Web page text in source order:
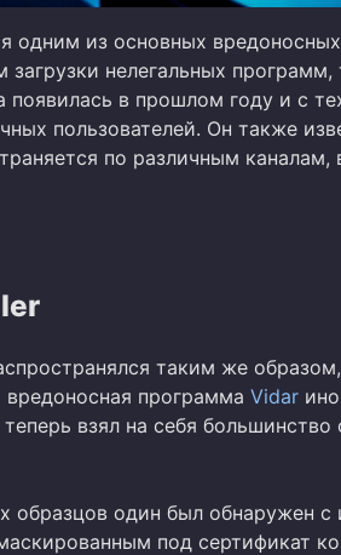
одним из основных
нелегальных программ,
появилась в прошлом году и с
пользователей. Он также
по различным каналам,
таким же
вредоносная программа Vidar
взял на себя большинство
образцов один был обнаружен
под сертификат